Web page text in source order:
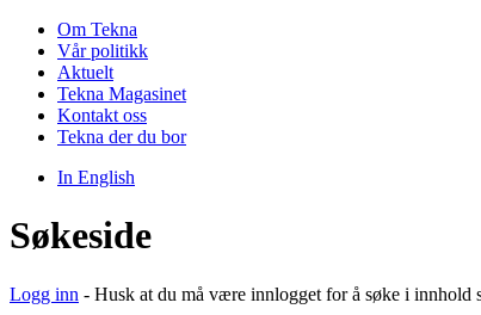
Om Tekna
Vår politikk
Aktuelt
Tekna Magasinet
Kontakt oss
Tekna der du bor
In English
Søkeside
Logg inn - Husk at du må være innlogget for å søke i innhold